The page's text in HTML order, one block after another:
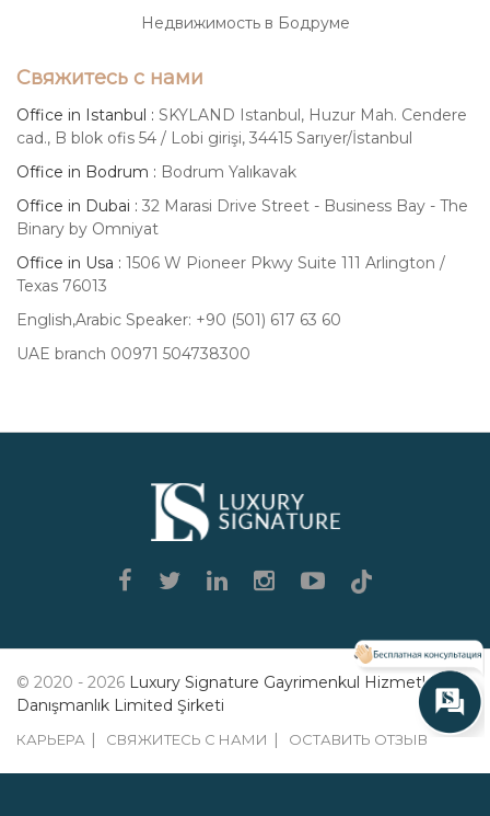
Недвижимость в Бодруме
Свяжитесь с нами
Office in Istanbul : SKYLAND Istanbul, Huzur Mah. Cendere
cad., B blok ofis 54 / Lobi girişi, 34415 Sarıyer/İstanbul
Office in Bodrum : Bodrum Yalıkavak
Office in Dubai : 32 Marasi Drive Street - Business Bay - The
Binary by Omniyat
Office in Usa : 1506 W Pioneer Pkwy Suite 111 Arlington /
Texas 76013
English,Arabic Speaker: +90 (501) 617 63 60
UAE branch 00971 504738300
© 2020 - 2026 Luxury Signature Gayrimenkul Hizmetleri
Danışmanlık Limited Şirketi
КАРЬЕРА СВЯЖИТЕСЬ С НАМИ ОСТАВИТЬ ОТЗЫВ